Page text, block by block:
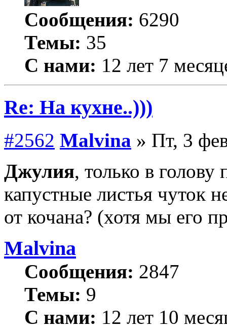
Сообщения: 6290
Темы: 35
С нами: 12 лет 7
Re: На кухне..)))
#2562 Malvina » Пт, 3
Джулия, только в
капустные листья чуток
от кочана? (хотя мы его
Malvina
Сообщения: 2847
Темы: 9
С нами: 12 лет 10